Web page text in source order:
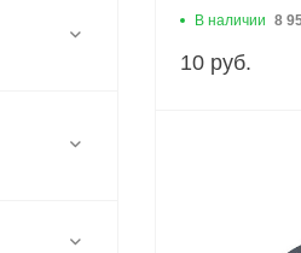
В наличии 8
10 руб.